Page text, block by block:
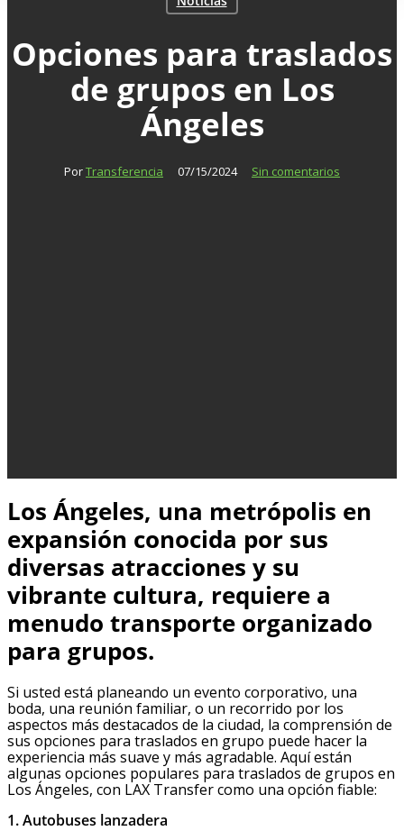
Opciones para traslados
de grupos en Los
Ángeles
PorTransferencia 07/15/2024 Sin comentarios
Los Ángeles, una metrópolis en
expansión conocida por sus
diversas atracciones y su
vibrante cultura, requiere a
menudo transporte organizado
para grupos.
Si usted está planeando un evento corporativo, una
boda, una reunión familiar, o un recorrido por los
aspectos más destacados de la ciudad, la comprensión de
sus opciones para traslados en grupo puede hacer la
experiencia más suave y más agradable. Aquí están
algunas opciones populares para traslados de grupos en
Los Ángeles, con LAX Transfer como una opción fiable:
1. Autobuses lanzadera